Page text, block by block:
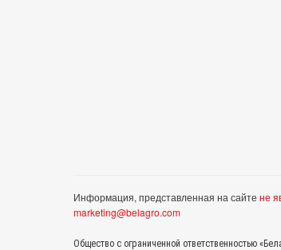
Информация, представленная на сайте не
marketing@belagro.com
Общество с ограниченной ответственностью